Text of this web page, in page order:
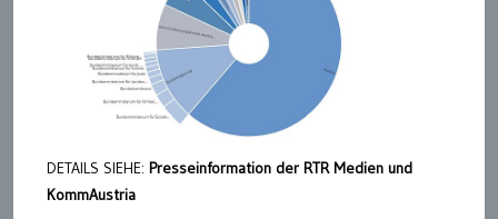
DETAILS SIEHE: Presseinformation der RTR Medien und
KommAustria